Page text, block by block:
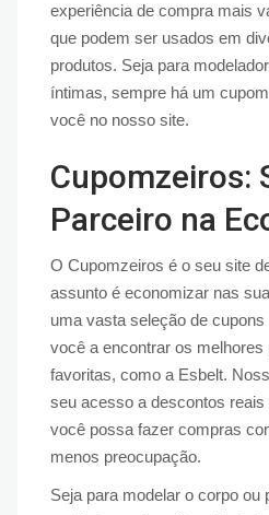
experiência de compra mais
que podem ser usados em
produtos. Seja para
íntimas, sempre há um
você no nosso site.
Cupomzeiros:
Parceiro na
O Cupomzeiros é o seu site
assunto é economizar nas
uma vasta seleção de
você a encontrar os
favoritas, como a Esbelt.
seu acesso a descontos
você possa fazer compras
menos preocupação.
Seja para modelar o corpo ou